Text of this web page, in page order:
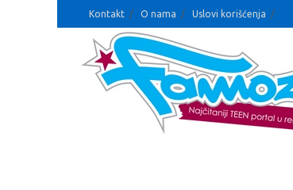
Kontakt O nama Uslovi korišćenja